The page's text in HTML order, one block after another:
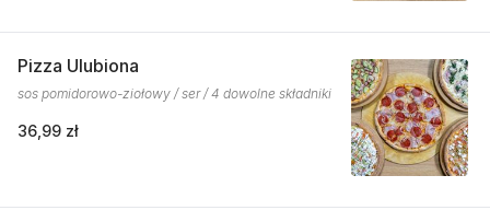
Pizza Ulubiona
sos pomidorowo-ziołowy / ser / 4 dowolne składniki
36,99 zł